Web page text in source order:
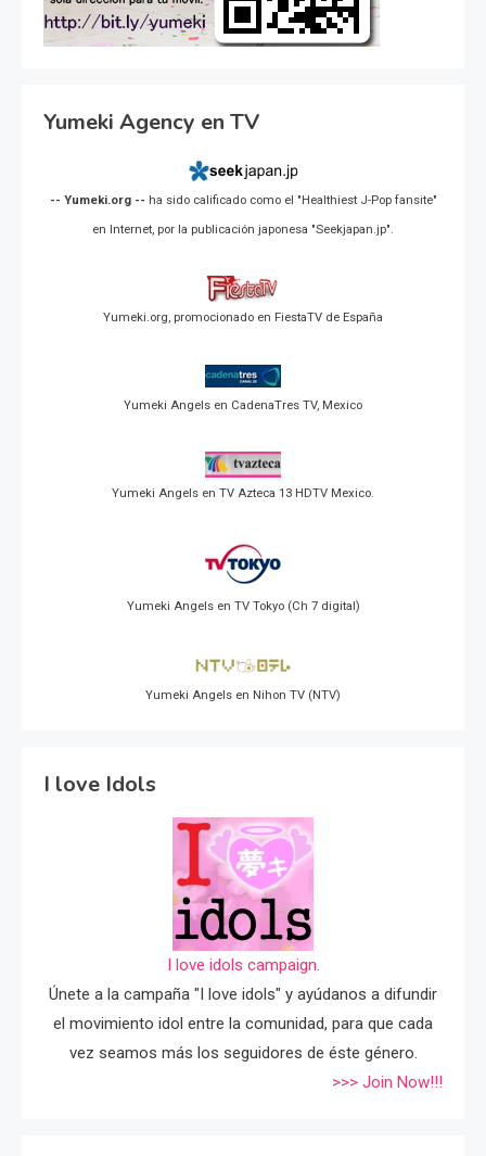
Yumeki Agency en TV
-- Yumeki.org -- ha sido calificado como el "Healthiest J-Pop fansite"
en Internet, por la publicación japonesa "Seekjapan.jp".
Yumeki.org, promocionado en FiestaTV de España
Yumeki Angels en CadenaTres TV, Mexico
Yumeki Angels en TV Azteca 13 HDTV Mexico.
Yumeki Angels en TV Tokyo (Ch 7 digital)
Yumeki Angels en Nihon TV (NTV)
I love Idols
I love idols campaign.
Únete a la campaña "I love idols" y ayúdanos a difundir
el movimiento idol entre la comunidad, para que cada
vez seamos más los seguidores de éste género.
>>> Join Now!!!